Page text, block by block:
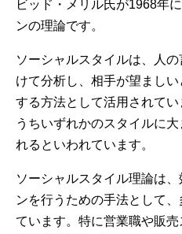
ビッド・メリル氏が1968年
ンの理論です。
ソーシャルスタイルは、人
けて分析し、相手が望まし
する方法として活用されて
うちいずれかのスタイルに
れるといわれています。
ソーシャルスタイル理論は
ンを行うための手法として
ています。特に営業職や販